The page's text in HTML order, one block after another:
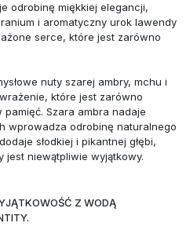
odrobinę miękkiej elegancji,
i aromatyczny urok lawendy
serce, które jest zarówno
nuty szarej ambry, mchu i
które jest zarówno
Szara ambra nadaje
wprowadza odrobinę naturalnego
słodkiej i pikantnej głębi,
jest niewątpliwie wyjątkowy.
Z WODĄ